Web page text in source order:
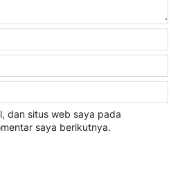
dan situs web saya pada
saya berikutnya.